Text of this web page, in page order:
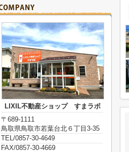
LIXIL不動産ショップ すまラボ
〒689-1111
鳥取県鳥取市若葉台北６丁目3-35
TEL/0857-30-4649
FAX/0857-30-4669